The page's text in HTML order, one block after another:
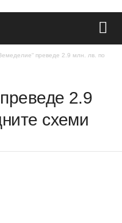
преведе 2.9 млн. лв. по
2.9
схеми